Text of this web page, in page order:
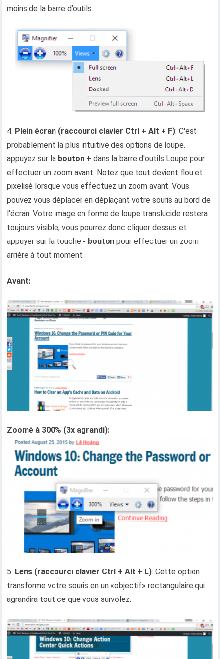
moins de la barre d’outils.
4. Plein écran (raccourci clavier Ctrl + Alt + F): C'est
probablement la plus intuitive des options de loupe.
appuyez sur la bouton + dans la barre d'outils Loupe pour
effectuer un zoom avant. Notez que tout devient flou et
pixelisé lorsque vous effectuez un zoom avant. Vous
pouvez vous déplacer en déplaçant votre souris au bord de
l'écran. Votre image en forme de loupe translucide restera
toujours visible, vous pourrez donc cliquer dessus et
appuyer sur la touche - bouton pour effectuer un zoom
arrière à tout moment.
Avant:
Zoomé à 300% (3x agrandi):
5. Lens (raccourci clavier Ctrl + Alt + L): Cette option
transforme votre souris en un «objectif» rectangulaire qui
agrandira tout ce que vous survolez.